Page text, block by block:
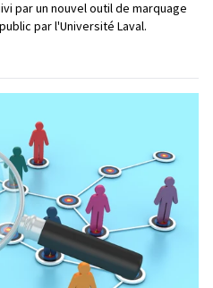
par un nouvel outil de marquage
par l'Université Laval.